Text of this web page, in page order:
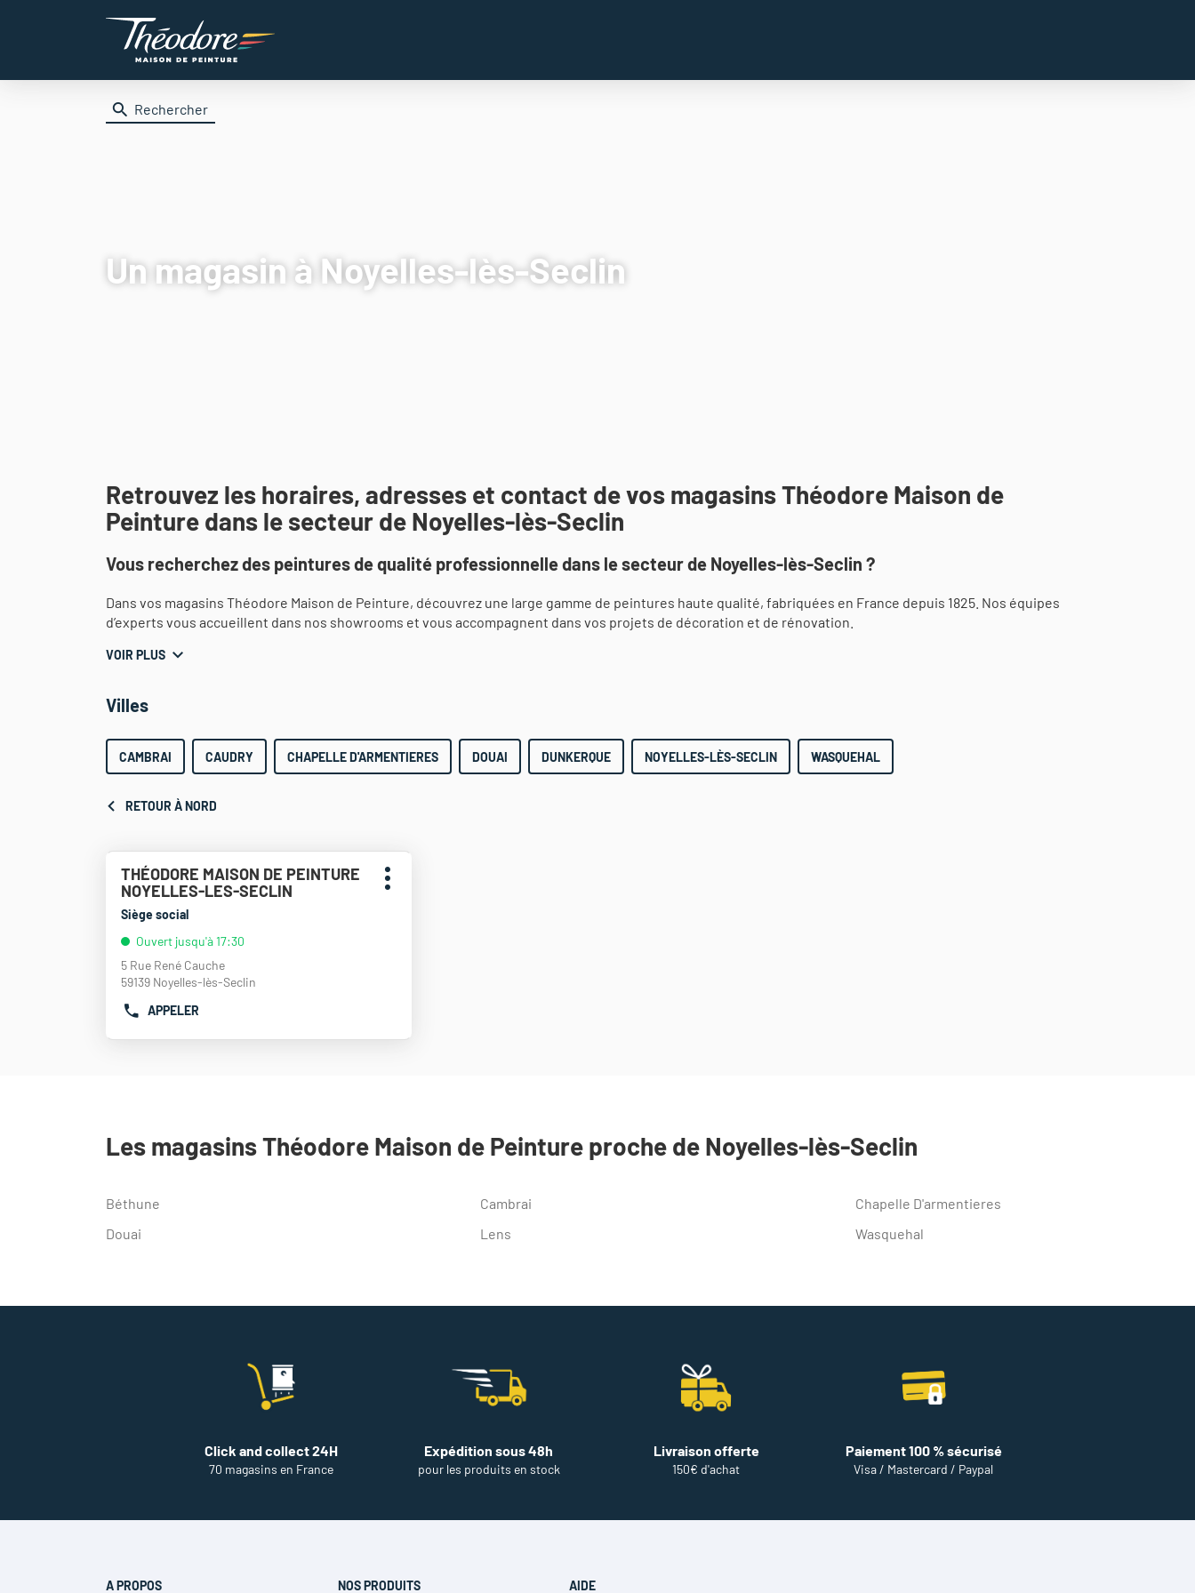
Rechercher
Un magasinà Noyelles-lès-Seclin
Retrouvez les horaires, adresses et contact de vos magasins Théodore Maison de
Peinture dans le secteur de Noyelles-lès-Seclin
Vous recherchez des peintures de qualité professionnelle dans le secteur de Noyelles-lès-Seclin ?
Dans vos magasins Théodore Maison de Peinture, découvrez une large gamme de peintures haute qualité, fabriquées en France depuis 1825. Nos équipes
d’experts vous accueillent dans nos showrooms et vous accompagnent dans vos projets de décoration et de rénovation.
VOIR PLUS
Villes
CAMBRAI CAUDRY CHAPELLE D'ARMENTIERES DOUAI DUNKERQUE NOYELLES-LÈS-SECLIN WASQUEHAL
RETOUR À NORD
Point
de
vente
:
THÉODORE MAISON DE PEINTURE
NOYELLES-LES-SECLIN
Siège social
Ouvert jusqu'à 17:30
5 Rue René Cauche
59139 Noyelles-lès-Seclin
APPELER
AFFICHER
VENTE
DE
NOYELLES-
Plus
Les magasins Théodore Maison de Peinture proche de Noyelles-lès-Seclin
Béthune Cambrai
Chapelle D'armentieres
Douai
Lens Wasquehal
Click and collect 24H
70 magasins en France
Expédition sous 48h
pour les produits en stock
Livraison offerte
150€ d'achat
Paiement 100 % sécurisé
Visa / Mastercard / Paypal
A PROPOS NOS PRODUITS AIDE